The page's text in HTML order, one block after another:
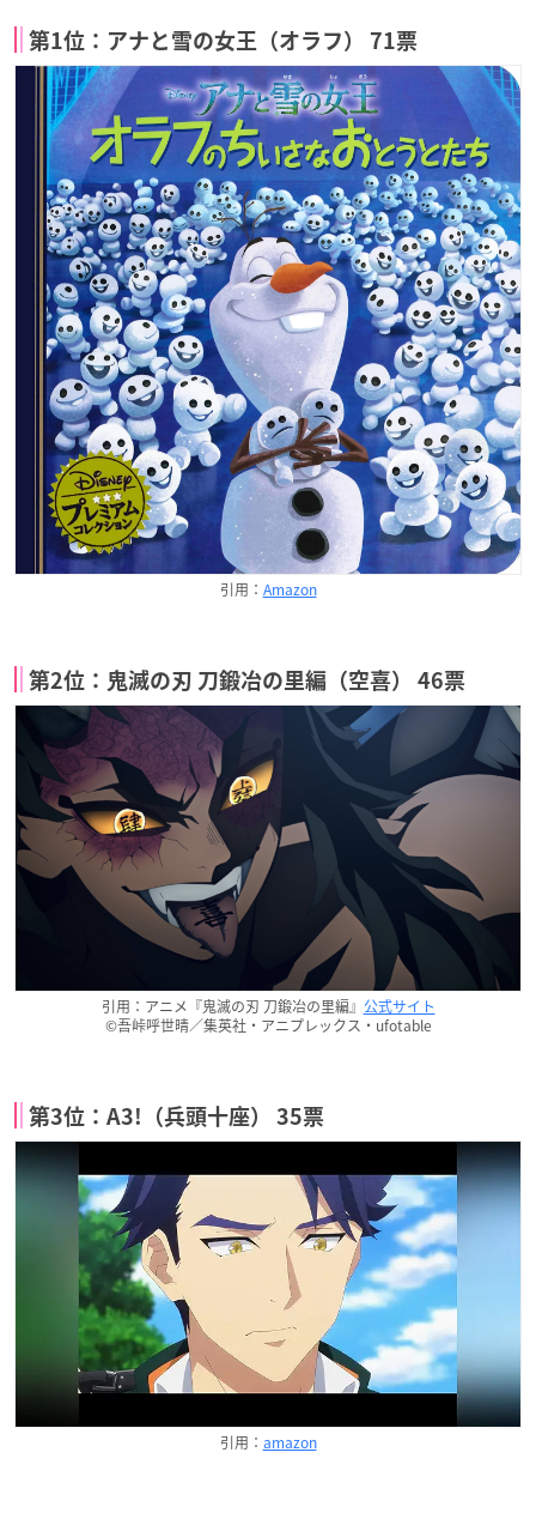
第1位：アナと雪の女王（オラフ） 71票
引用： Amazon
第2位：鬼滅の刃 刀鍛冶の里編（空喜） 46票
引用：アニメ『鬼滅の刃 刀鍛冶の里編』 公式サイト
©吾峠呼世晴／集英社・アニプレックス・ufotable
第3位：A3!（兵頭十座） 35票
引用： amazon